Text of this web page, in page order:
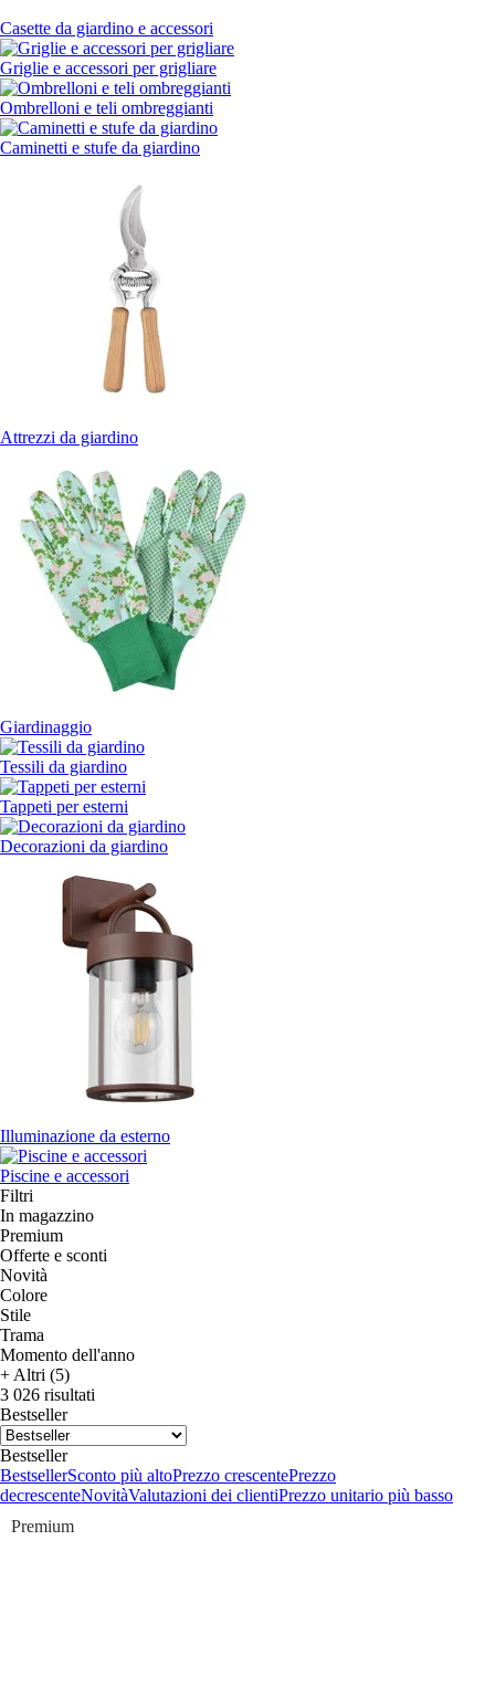
Casette da giardino e accessori
Griglie e accessori per grigliare
Ombrelloni e teli ombreggianti
Caminetti e stufe da giardino
Attrezzi da giardino
Giardinaggio
Tessili da giardino
Tappeti per esterni
Decorazioni da giardino
Illuminazione da esterno
Piscine e accessori
Filtri
In magazzino
Premium
Offerte e sconti
Novità
Colore
Stile
Trama
Momento dell'anno
+ Altri (5)
3 026 risultati
Bestseller
Bestseller
BestsellerSconto più altoPrezzo crescentePrezzo
decrescenteNovitàValutazioni dei clientiPrezzo unitario più basso
Premium